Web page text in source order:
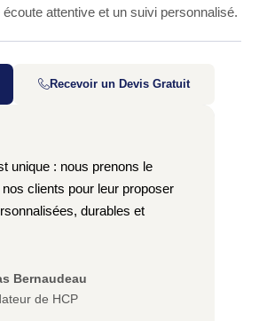
unique : nous prenons le
nos clients pour leur proposer
durables et
Bernaudeau
de HCP
attentive et un suivi personnalisé.
Recevoir un Devis Gratuit